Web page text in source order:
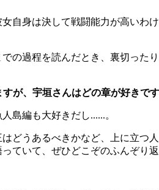
身は決して戦闘能力が高いわ
の過程を読んだとき、裏切った
が、宇垣さんはどの章が好きで
島編も大好きだし......。
どうあるべきかなど、上に立つ
いて、ぜひどこぞのふんぞり